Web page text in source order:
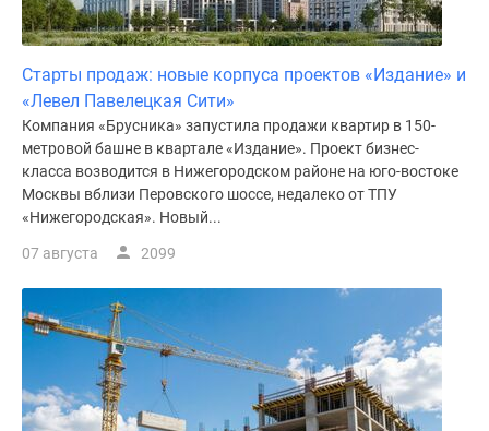
Старты продаж: новые корпуса проектов «Издание» и
«Левел Павелецкая Сити»
Компания «Брусника» запустила продажи квартир в 150-
метровой башне в квартале «Издание». Проект бизнес-
класса возводится в Нижегородском районе на юго-востоке
Москвы вблизи Перовского шоссе, недалеко от ТПУ
«Нижегородская». Новый...
07 августа 2099